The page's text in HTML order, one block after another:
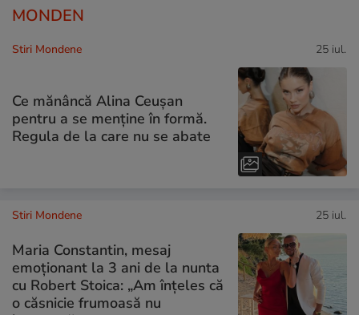
MONDEN
Stiri Mondene 25 iul.
Ce mănâncă Alina Ceușan
pentru a se menține în formă.
Regula de la care nu se abate
Stiri Mondene 25 iul.
Maria Constantin, mesaj
emoționant la 3 ani de la nunta
cu Robert Stoica: „Am înțeles că
o căsnicie frumoasă nu